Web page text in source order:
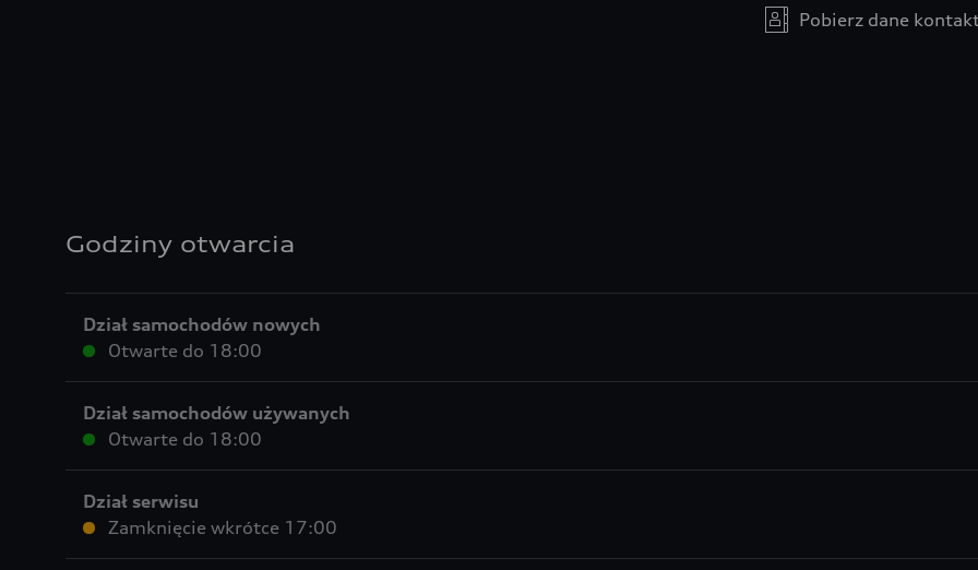
Pobierz dane
Godziny otwarcia
Dział samochodów nowych
Otwarte do 18:00
Dział samochodów używanych
Otwarte do 18:00
Dział serwisu
Zamknięcie wkrótce 17:00